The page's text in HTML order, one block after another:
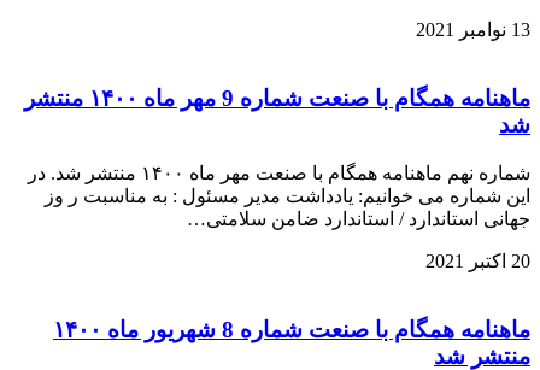
13 نوامبر 2021
ماهنامه همگام با صنعت شماره 9 مهر ماه ۱۴۰۰ منتشر
شد
شماره نهم ماهنامه همگام با صنعت مهر ماه ۱۴۰۰ منتشر شد. در
این شماره می خوانیم: یادداشت مدیر مسئول : به مناسبت ر وز
جهانی استاندارد / استاندارد ضامن سلامتی…
20 اکتبر 2021
ماهنامه همگام با صنعت شماره 8 شهریور ماه ۱۴۰۰
منتشر شد